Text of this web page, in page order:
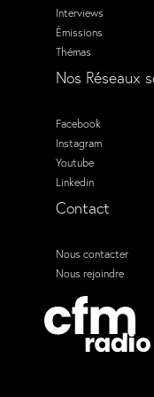
Interviews
Émissions
Thémas
Nos Réseaux
Facebook
Instagram
Youtube
Linkedin
Contact
Nous contacter
Nous rejoindre